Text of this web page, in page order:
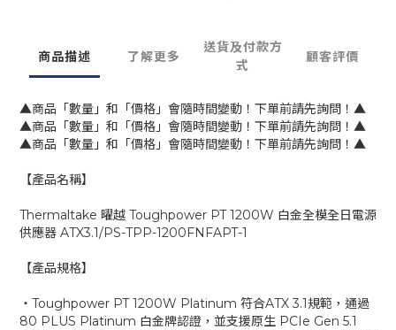
商品描述 了解更多
送貨及付款方
式
顧客評價
▲商品「數量」和「價格」會隨時間變動！下單前請先詢問！▲
▲商品「數量」和「價格」會隨時間變動！下單前請先詢問！▲
▲商品「數量」和「價格」會隨時間變動！下單前請先詢問！▲
【產品名稱】
Thermaltake 曜越 Toughpower PT 1200W 白金全模全日電源
供應器 ATX3.1/PS-TPP-1200FNFAPT-1
【產品規格】
‧Toughpower PT 1200W Platinum 符合ATX 3.1規範，通過
80 PLUS Platinum 白金牌認證，並支援原生 PCIe Gen 5.1